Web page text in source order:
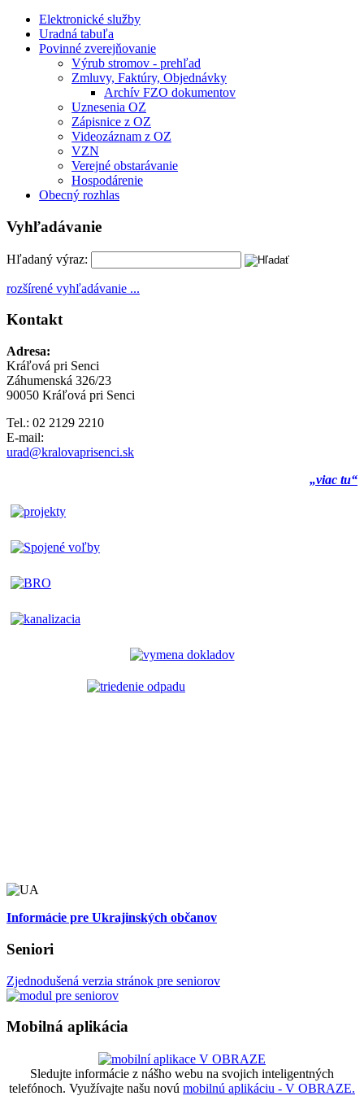
Elektronické služby
Uradná tabuľa
Povinné zverejňovanie
Výrub stromov - prehľad
Zmluvy, Faktúry, Objednávky
Archív FZO dokumentov
Uznesenia OZ
Zápisnice z OZ
Videozáznam z OZ
VZN
Verejné obstarávanie
Hospodárenie
Obecný rozhlas
Vyhľadávanie
Hľadaný výraz:
rozšírené vyhľadávanie ...
Kontakt
Adresa:
Kráľová pri Senci
Záhumenská 326/23
90050 Kráľová pri Senci
Tel.: 02 2129 2210
E-mail:
urad@kralovaprisenci.sk
„viac tu“
Informácie pre Ukrajinských občanov
Seniori
Zjednodušená verzia stránok pre seniorov
Mobilná aplikácia
Sledujte informácie z nášho webu na svojich inteligentných
telefónoch. Využívajte našu novú mobilnú aplikáciu - V OBRAZE.